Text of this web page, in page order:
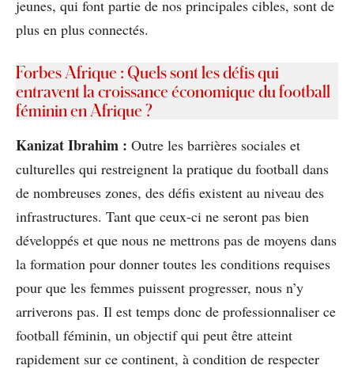
jeunes, qui font partie de nos principales cibles, sont de
plus en plus connectés.
Forbes Afrique : Quels sont les défis qui
entravent la croissance économique du football
féminin en Afrique ?
Kanizat Ibrahim : Outre les barrières sociales et
culturelles qui restreignent la pratique du football dans
de nombreuses zones, des défis existent au niveau des
infrastructures. Tant que ceux-ci ne seront pas bien
développés et que nous ne mettrons pas de moyens dans
la formation pour donner toutes les conditions requises
pour que les femmes puissent progresser, nous n’y
arriverons pas. Il est temps donc de professionnaliser ce
football féminin, un objectif qui peut être atteint
rapidement sur ce continent, à condition de respecter